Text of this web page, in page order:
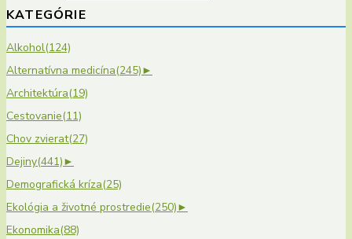
KATEGÓRIE
Alkohol(124)
Alternatívna medicína(245)►
Architektúra(19)
Cestovanie(11)
Chov zvierat(27)
Dejiny(441)►
Demografická kríza(25)
Ekológia a životné prostredie(250)►
Ekonomika(88)